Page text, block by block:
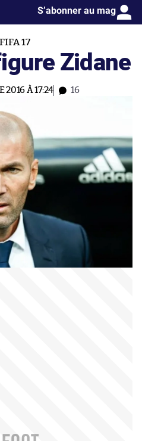
S’abonner au mag
FIFA 17
Zidane
2016 À 17:24 16